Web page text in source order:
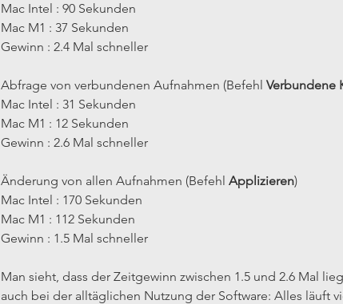
Mac Intel : 90 Sekunden
Mac M1 : 37 Sekunden
Gewinn : 2.4 Mal schneller
Abfrage von verbundenen Aufnahmen (Befehl Verbundene
Mac Intel : 31 Sekunden
Mac M1 : 12 Sekunden
Gewinn : 2.6 Mal schneller
Änderung von allen Aufnahmen (Befehl Applizieren)
Mac Intel : 170 Sekunden
Mac M1 : 112 Sekunden
Gewinn : 1.5 Mal schneller
Man sieht, dass der Zeitgewinn zwischen 1.5 und 2.6 Mal
auch bei der alltäglichen Nutzung der Software: Alles läuft